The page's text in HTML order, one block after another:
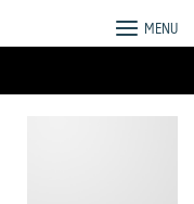
MENU